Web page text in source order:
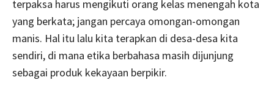
terpaksa harus mengikuti orang kelas menengah kota
yang berkata; jangan percaya omongan-omongan
manis. Hal itu lalu kita terapkan di desa-desa kita
sendiri, di mana etika berbahasa masih dijunjung
sebagai produk kekayaan berpikir.